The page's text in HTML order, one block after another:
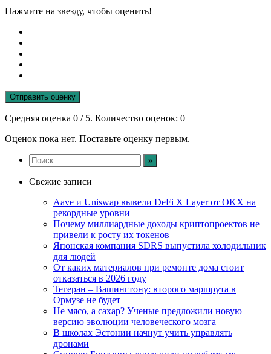
Нажмите на звезду, чтобы оценить!
Отправить оценку
Средняя оценка 0 / 5. Количество оценок: 0
Оценок пока нет. Поставьте оценку первым.
Свежие записи
Aave и Uniswap вывели DeFi X Layer от OKX на
рекордные уровни
Почему миллиардные доходы криптопроектов не
привели к росту их токенов
Японская компания SDRS выпустила холодильник
для людей
От каких материалов при ремонте дома стоит
отказаться в 2026 году
Тегеран – Вашингтону: второго маршрута в
Ормузе не будет
Не мясо, а сахар? Ученые предложили новую
версию эволюции человеческого мозга
В школах Эстонии начнут учить управлять
дронами